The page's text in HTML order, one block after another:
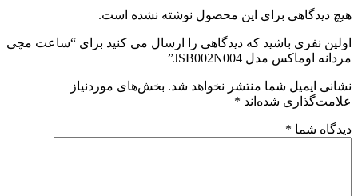
هیچ دیدگاهی برای این محصول نوشته نشده است.
اولین نفری باشید که دیدگاهی را ارسال می کنید برای “ساعت مچی
مردانه اوماکس مدل JSB002N004”
نشانی ایمیل شما منتشر نخواهد شد. بخش‌های موردنیاز
علامت‌گذاری شده‌اند *
دیدگاه شما *